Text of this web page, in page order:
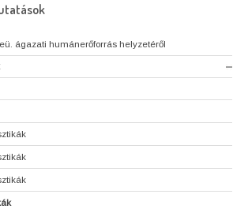
ágazati humánerőforrás helyzetéről